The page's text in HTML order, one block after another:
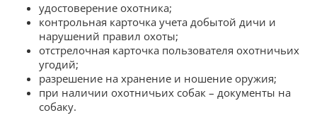
удостоверение охотника;
контрольная карточка учета добытой дичи и
нарушений правил охоты;
отстрелочная карточка пользователя охотничьих
угодий;
разрешение на хранение и ношение оружия;
при наличии охотничьих собак – документы на
собаку.